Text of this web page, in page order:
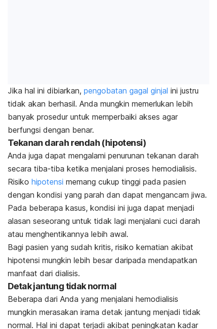
Jika hal ini dibiarkan, pengobatan gagal ginjal ini justru
tidak akan berhasil. Anda mungkin memerlukan lebih
banyak prosedur untuk memperbaiki akses agar
berfungsi dengan benar.
Tekanan darah rendah (hipotensi)
Anda juga dapat mengalami penurunan tekanan darah
secara tiba-tiba ketika menjalani proses hemodialisis.
Risiko hipotensi memang cukup tinggi pada pasien
dengan kondisi yang parah dan dapat mengancam jiwa.
Pada beberapa kasus, kondisi ini juga dapat menjadi
alasan seseorang untuk tidak lagi menjalani cuci darah
atau menghentikannya lebih awal.
Bagi pasien yang sudah kritis, risiko kematian akibat
hipotensi mungkin lebih besar daripada mendapatkan
manfaat dari dialisis.
Detak jantung tidak normal
Beberapa dari Anda yang menjalani hemodialisis
mungkin merasakan irama detak jantung menjadi tidak
normal. Hal ini dapat terjadi akibat peningkatan kadar